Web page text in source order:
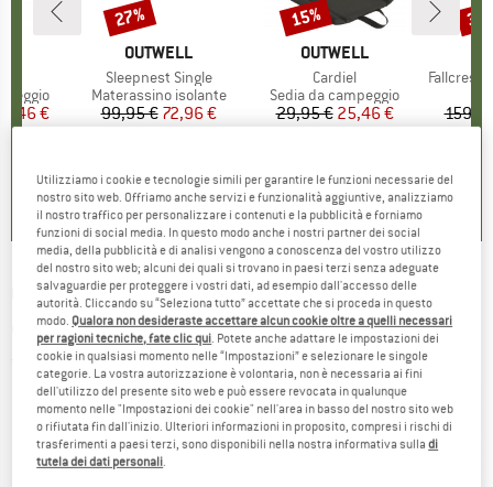
ridotto
€
MARCHIO
OUTWELL
Articolo
Sleepnest Single
Gruppo di prodotti
Materassino isolante
Prezzo
99,95 €Prezzo ridotto
72,96 €
0,0 0
Sconto
27%
MARCHIO
OUTWELL
Articolo
Cardiel
Gruppo di prodotti
Sedia da campeggio
Prezzo
29,95 € Prezzo ridotto
25,46 €
4,5 (
Sconto
15%
Articolo
Fallcrest
OUTWELL -Canmore M - Tavolo da
campeggio
(0)
Utilizziamo i cookie e tecnologie simili per garantire le funzioni necessarie del
nostro sito web. Offriamo anche servizi e funzionalità aggiuntive, analizziamo
il nostro traffico per personalizzare i contenuti e la pubblicità e forniamo
funzioni di social media. In questo modo anche i nostri partner dei social
media, della pubblicità e di analisi vengono a conoscenza del vostro utilizzo
del nostro sito web; alcuni dei quali si trovano in paesi terzi senza adeguate
salvaguardie per proteggere i vostri dati, ad esempio dall'accesso delle
autorità. Cliccando su “Seleziona tutto” accettate che si proceda in questo
modo. Qualora non desideraste accettare alcun cookie oltre a quelli necessari
per ragioni tecniche, fate clic qui. Potete anche adattare le impostazioni dei
cookie in qualsiasi momento nelle “Impostazioni” e selezionare le singole
categorie. La vostra autorizzazione è volontaria, non è necessaria ai fini
dell'utilizzo del presente sito web e può essere revocata in qualunque
momento nelle "Impostazioni dei cookie" nell'area in basso del nostro sito web
o rifiutata fin dall'inizio. Ulteriori informazioni in proposito, compresi i rischi di
trasferimenti a paesi terzi, sono disponibili nella nostra informativa sulladi
tutela dei dati personali.